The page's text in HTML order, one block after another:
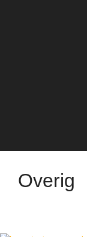
Overig